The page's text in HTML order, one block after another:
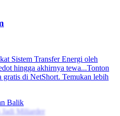
Sistem Transfer Energi oleh
hingga akhirnya tewa...Tonton
gratis di NetShort. Temukan lebih
Balik